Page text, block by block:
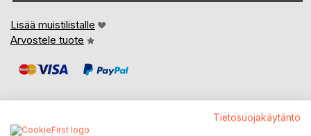
Lisää muistilistalle
Arvostele tuote
Tietosuojakäytäntö